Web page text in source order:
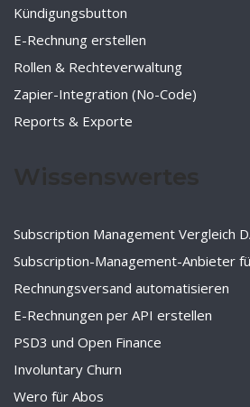
Kündigungsbutton
E-Rechnung erstellen
Rollen & Rechteverwaltung
Zapier-Integration (No-Code)
Reports & Exporte
Subscription Management Vergleich
Subscription-Management-Anbieter
Rechnungsversand automatisieren
E-Rechnungen per API erstellen
PSD3 und Open Finance
Involuntary Churn
Wero für Abos